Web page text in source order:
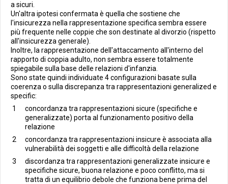
a sicuri.
Un'altra ipotesi confermata è quella che sostiene che
l'insicurezza nella rappresentazione specifica sembra essere
più frequente nelle coppie che son destinate al divorzio (rispetto
all'insicurezza generale).
Inoltre, la rappresentazione dell'attaccamento all'interno del
rapporto di coppia adulto, non sembra essere totalmente
spiegabile sulla base delle relazioni d'infanzia.
Sono state quindi individuate 4 configurazioni basate sulla
coerenza o sulla discrepanza tra rappresentazioni generalized e
specific:
concordanza tra rappresentazioni sicure (specifiche e
generalizzate) porta al funzionamento positivo della
relazione
concordanza tra rappresentazioni insicure è associata alla
vulnerabilità dei soggetti e alle difficoltà della relazione
discordanza tra rappresentazioni generalizzate insicure e
specifiche sicure, buona relazione e poco conflitto, ma si
tratta di un equilibrio debole che funziona bene prima del